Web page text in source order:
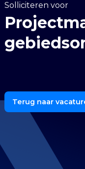
Solliciteren voor
Terug naar